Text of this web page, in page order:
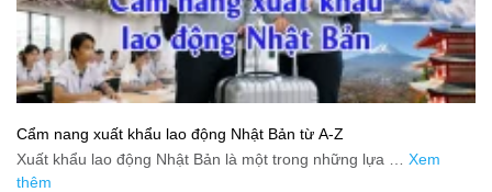
Cẩm nang xuất khẩu lao động Nhật Bản từ A-Z
Xuất khẩu lao động Nhật Bản là một trong những lựa … Xem
thêm